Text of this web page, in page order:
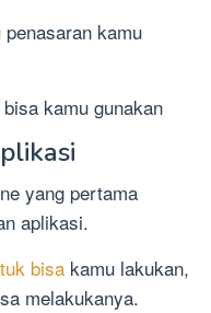
penasaran kamu
bisa kamu gunakan
yang pertama
aplikasi.
bisa kamu lakukan,
melakukanya.